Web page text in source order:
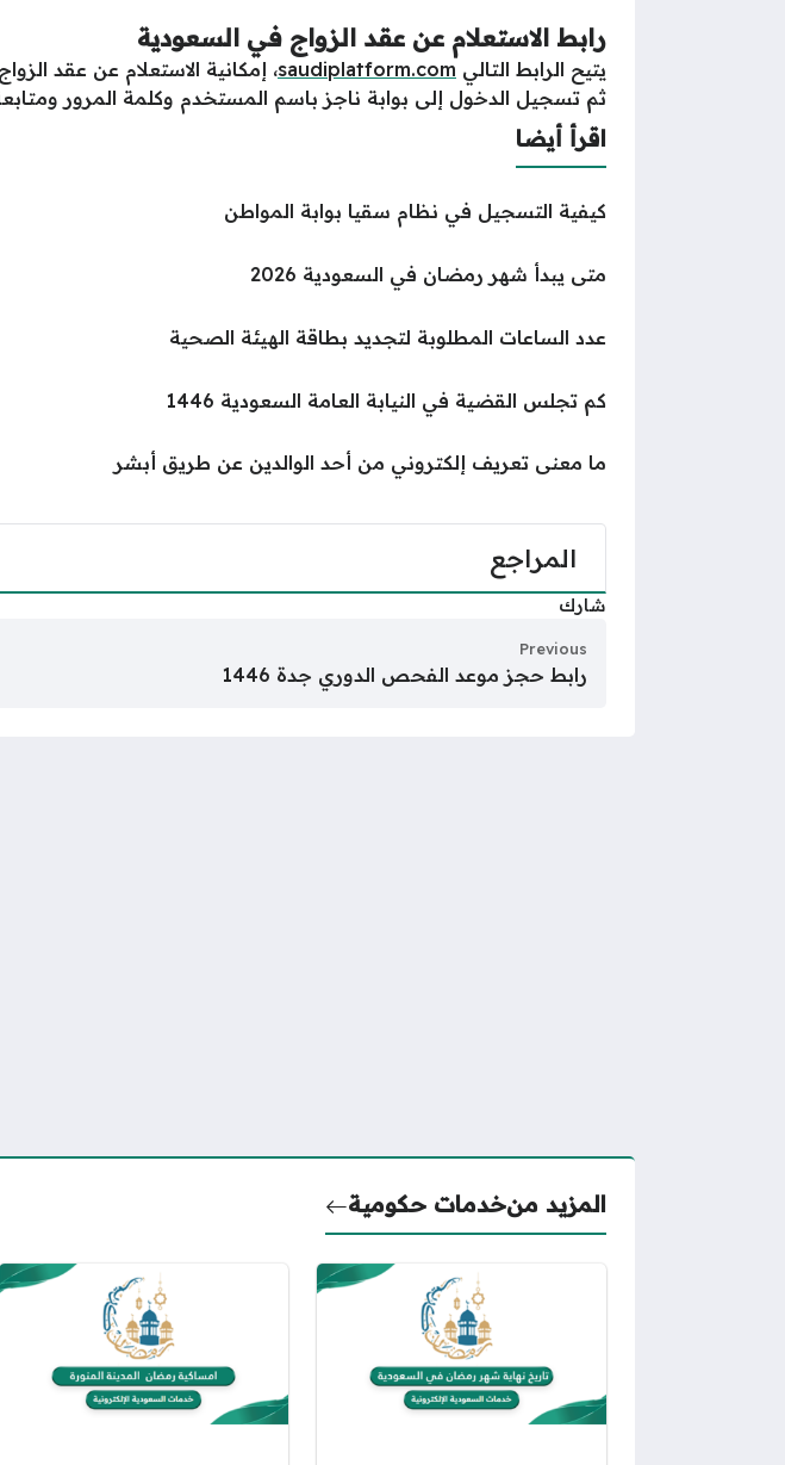
رابط الاستعلام عن عقد الزواج في السعودية
يتيح الرابط التالي saudiplatform.com، إمكانية الاستعلام عن عقد
ثم تسجيل الدخول إلى بوابة ناجز باسم المستخدم وكلمة المرور
اقرأ أيضا
كيفية التسجيل في نظام سقيا بوابة المواطن
متى يبدأ شهر رمضان في السعودية 2026
عدد الساعات المطلوبة لتجديد بطاقة الهيئة الصحية
كم تجلس القضية في النيابة العامة السعودية 1446
ما معنى تعريف إلكتروني من أحد الوالدين عن طريق أبشر
المراجع
شارك
Previous
رابط حجز موعد الفحص الدوري جدة 1446
المزيد منخدمات حكومية